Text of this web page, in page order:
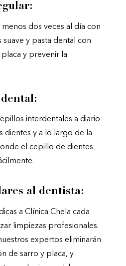
dos veces al día con
y pasta dental con
y prevenir la
interdentales a diario
dientes y a lo largo de la
el cepillo de dientes
al dentista:
a Clínica Chela cada
limpiezas profesionales.
expertos eliminarán
de sarro y placa, y